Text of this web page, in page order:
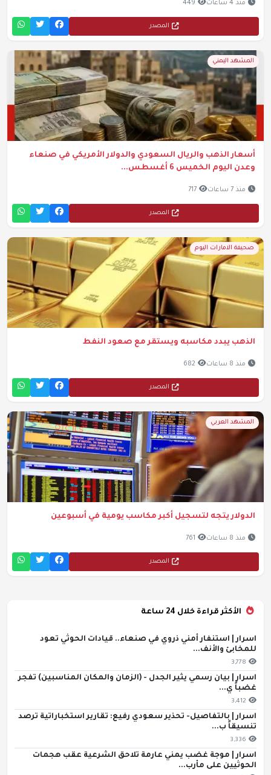
منذ 4 ساعات 449
المصدر
المشهد اليمني
أسعار الذهب والريال السعودي والدولار الأمريكي في صنعاء
وعدن اليوم الخميس 6 أغسطس...
منذ 7 ساعات 717
المصدر
صحيفة الامارات اليوم
الذهب يبدد مكاسبه ويستقر مع صعود النفط
منذ 8 ساعات 682
المصدر
المشهد العربي
الدولار يتجه لتسجيل أكبر مكاسب يومية في أسبوعين
منذ 8 ساعات 761
المصدر
الأكثر قراءة خلال 24 ساعة
اسرار | استنفار أمني ذروي في صنعاء.. قيادات الحوثي تعود
للمخابئ والأنف...
3,778
اسرار | بيان رسمي يثير الجدل - (الزمان والمكان المناسبين) تفجر
غضباً ي...
3,412
اسرار | بالتفاصيل- تحذير سعودي رفيع: تقارير استخباراتية ترصد
تنسيقاً ب...
3,336
اسرار | موجة غضب يمني عارمة تلاحق الشرعية عقب هجمات
الحوثيين على مأرب...